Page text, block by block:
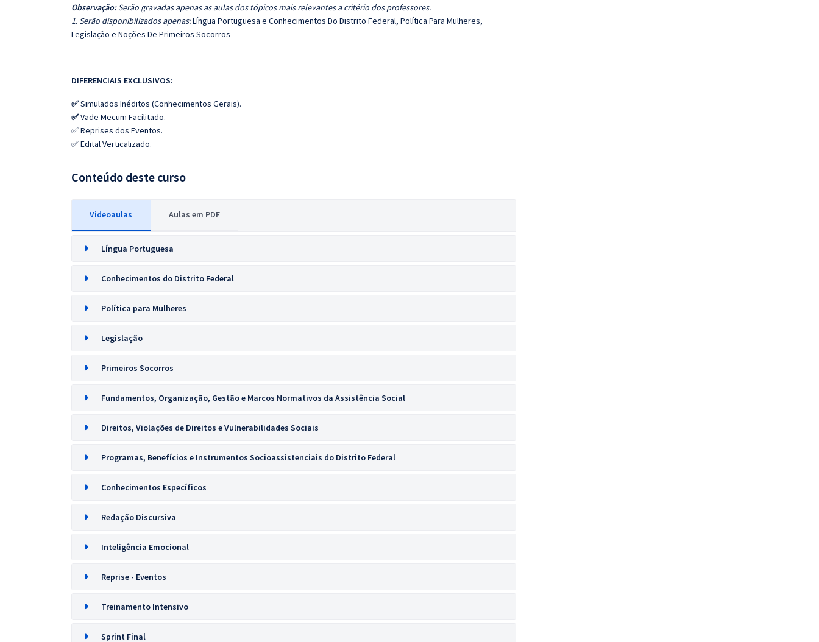
Observação:Serão gravadas apenas as aulas dos tópicos mais relevantes a critério dos professores.
1. Serão disponibilizados apenas:Língua Portuguesa e Conhecimentos Do Distrito Federal, Política Para Mulheres,
Legislação e Noções De Primeiros Socorros
DIFERENCIAIS EXCLUSIVOS:
✅Simulados Inéditos (Conhecimentos Gerais).
✅Vade Mecum Facilitado.
✅ Reprises dos Eventos.
✅ Edital Verticalizado.
Conteúdo deste curso
Videoaulas Aulas em PDF
Língua Portuguesa
Conhecimentos do Distrito Federal
Política para Mulheres
Legislação
Primeiros Socorros
Fundamentos, Organização, Gestão e Marcos Normativos da Assistência Social
Direitos, Violações de Direitos e Vulnerabilidades Sociais
Programas, Benefícios e Instrumentos Socioassistenciais do Distrito Federal
Conhecimentos Específicos
Redação Discursiva
Inteligência Emocional
Reprise - Eventos
Treinamento Intensivo
Sprint Final